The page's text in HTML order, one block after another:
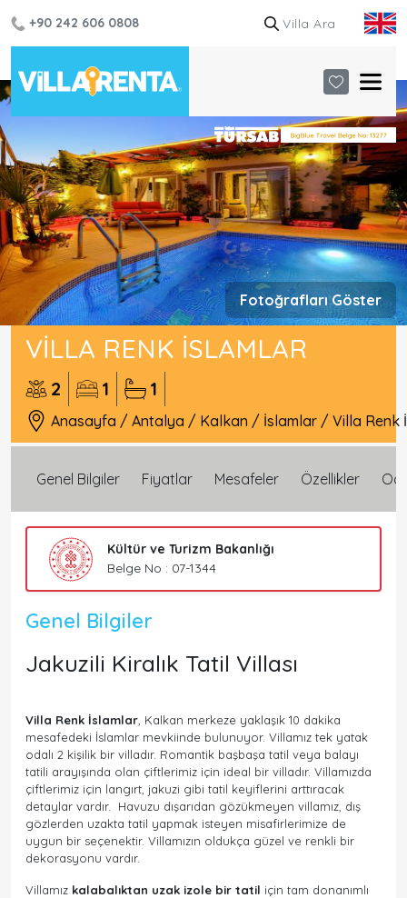
+90 242 606 0808
Fotoğrafları Göster
VILLA RENK İSLAMLAR
2 1 1
Anasayfa / Antalya / Kalkan / İslamlar / Villa Renk
Genel Bilgiler Fiyatlar Mesafeler Özellikler
Kültür ve Turizm Bakanlığı
Belge No : 07-1344
Genel Bilgiler
Jakuzili Kiralık Tatil Villası
Villa Renk İslamlar , Kalkan merkeze yaklaşık 10 dakika
mesafedeki İslamlar mevkiinde bulunuyor. Villamız tek yatak
odalı 2 kişilik bir villadır. Romantik başbaşa tatil veya balayı
tatili arayışında olan çiftlerimiz için ideal bir villadır. Villamızda
çiftlerimiz için langırt, jakuzi gibi tatil keyiflerini arttıracak
detaylar vardır. Havuzu dışarıdan gözükmeyen villamız, dış
gözlerden uzakta tatil yapmak isteyen misafirlerimize de
uygun bir seçenektir. Villamızın oldukça güzel ve renkli bir
dekorasyonu vardır.
Villamız kalabalıktan uzak izole bir tatil için tam donanımlı